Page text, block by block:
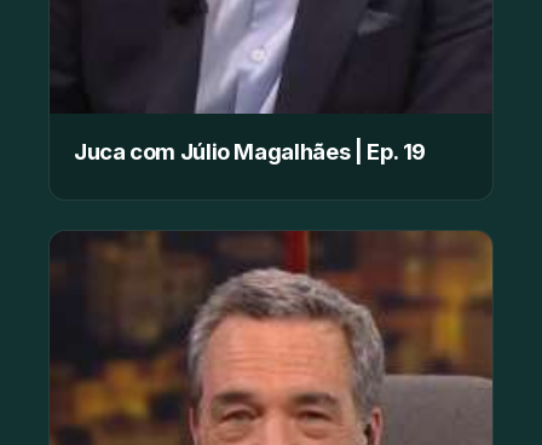
Juca com Júlio Magalhães | Ep. 19